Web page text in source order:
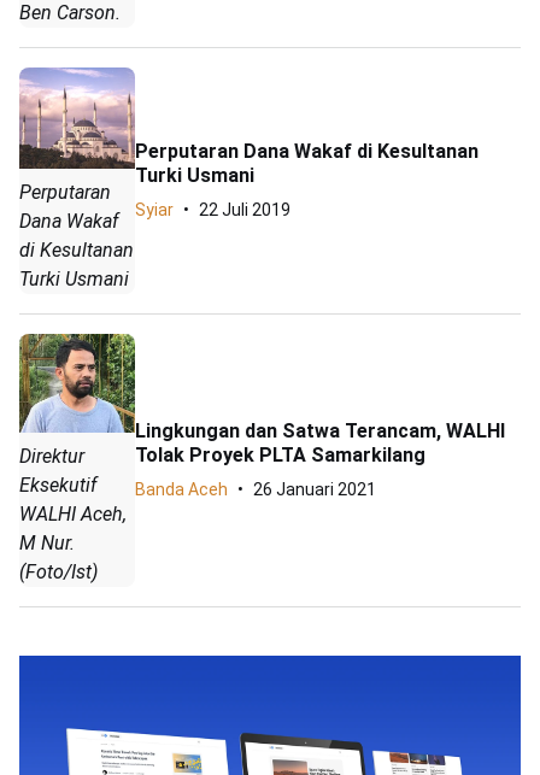
Ben Carson.
Perputaran
Dana Wakaf
di Kesultanan
Turki Usmani
Perputaran Dana Wakaf di Kesultanan
Turki Usmani
Syiar 22 Juli 2019
Direktur
Eksekutif
WALHI Aceh,
M Nur.
(Foto/Ist)
Lingkungan dan Satwa Terancam, WALHI
Tolak Proyek PLTA Samarkilang
Banda Aceh 26 Januari 2021